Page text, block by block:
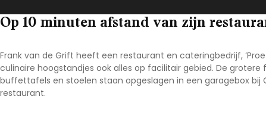
Noord-Brabant
Overijssel
Utrecht
Zeeland
Op 10 minuten afstand van zijn
Frank van de Grift heeft een restaurant en cateringbedrijf,
culinaire hoogstandjes ook alles op facilitair gebied. De
buffettafels en stoelen staan opgeslagen in een garagebox bij
restaurant.